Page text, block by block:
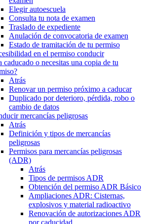
Elegir autoescuela
Consulta tu nota de examen
Traslado de expediente
Anulación de convocatoria de examen
Estado de tramitación de tu permiso
en el permiso conducir
caducado o necesitas una copia de tu
Atrás
Renovar un permiso próximo a caducar
Duplicado por deterioro, pérdida, robo o
cambio de datos
mercancías peligrosas
Atrás
Definición y tipos de mercancías
peligrosas
Permisos para mercancías peligrosas
(ADR)
Atrás
Tipos de permisos ADR
Obtención del permiso ADR Básico
Ampliaciones ADR: Cisternas,
explosivos y material radioactivo
Renovación de autorizaciones ADR